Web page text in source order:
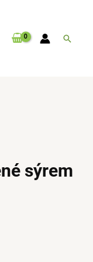
Hledat
sýrem